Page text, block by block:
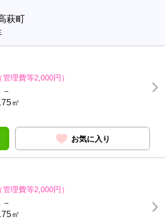
萩町
（管理費等2,000円）
㎡
お気に入り
（管理費等2,000円）
㎡